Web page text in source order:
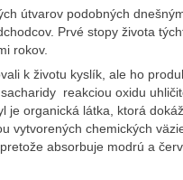
útvarov podobných
Prvé stopy života
rokov.
k životu kyslík, ale ho
reakciou oxidu
je organická látka, ktorá
vytvorených chemických
absorbuje modrú a